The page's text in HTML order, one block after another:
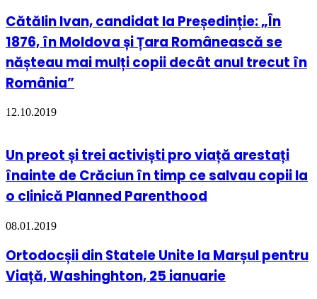
Cătălin Ivan, candidat la Președinție: „În
1876, în Moldova și Țara Românească se
nășteau mai mulți copii decât anul trecut în
România”
12.10.2019
Un preot și trei activiști pro viață arestați
înainte de Crăciun în timp ce salvau copii la
o clinică Planned Parenthood
08.01.2019
Ortodocșii din Statele Unite la Marșul pentru
Viață, Washinghton, 25 ianuarie